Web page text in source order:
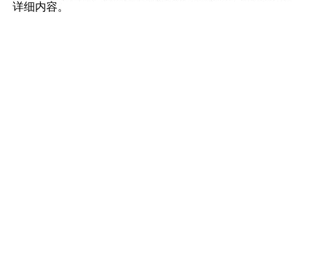
详细内容。